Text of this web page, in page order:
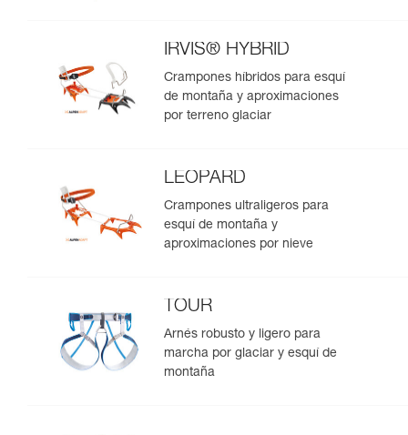
IRVIS® HYBRID
Crampones híbridos para esquí
de montaña y aproximaciones
por terreno glaciar
LEOPARD
Crampones ultraligeros para
esquí de montaña y
aproximaciones por nieve
TOUR
Arnés robusto y ligero para
marcha por glaciar y esquí de
montaña